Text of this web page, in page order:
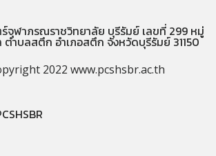
ร์จุฬาภรณราชวิทยาลัย บุรีรัมย์ เลขที่ 299 หมู่
ำบลสตึก อำเภอสตึก จังหวัดบุรีรัมย์ 31150
2022 www.pcshsbr.ac.th